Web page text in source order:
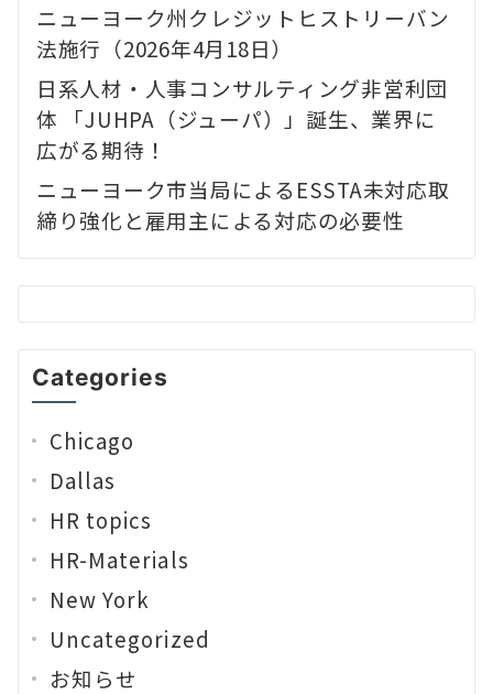
ニューヨーク州クレジットヒストリーバン
法施行（2026年4月18日）
日系人材・人事コンサルティング非営利団
体 「JUHPA（ジューパ）」誕生、業界に
広がる期待！
ニューヨーク市当局によるESSTA未対応取
締り強化と雇用主による対応の必要性
Categories
Chicago
Dallas
HR topics
HR-Materials
New York
Uncategorized
お知らせ